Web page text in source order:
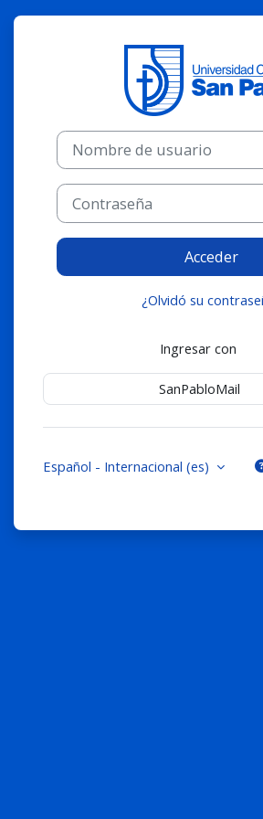
Nombre de usuario
Contraseña
Acceder
¿Olvidó su
Ingresar con
SanPabloMail
Español - Internacional ‎(es)‎